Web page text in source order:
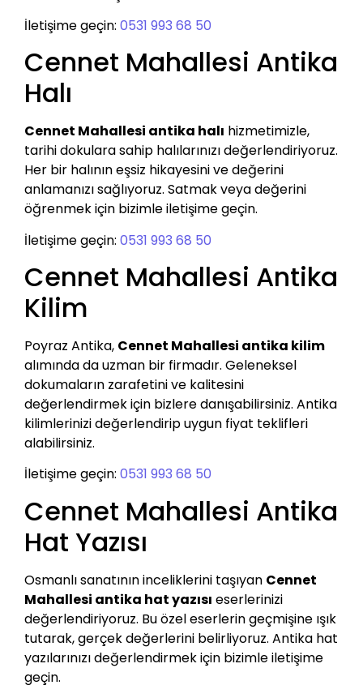
İletişime geçin: 0531 993 68 50
Cennet Mahallesi Antika
Halı
Cennet Mahallesi antika halı hizmetimizle,
tarihi dokulara sahip halılarınızı değerlendiriyoruz.
Her bir halının eşsiz hikayesini ve değerini
anlamanızı sağlıyoruz. Satmak veya değerini
öğrenmek için bizimle iletişime geçin.
İletişime geçin: 0531 993 68 50
Cennet Mahallesi Antika
Kilim
Poyraz Antika, Cennet Mahallesi antika kilim
alımında da uzman bir firmadır. Geleneksel
dokumaların zarafetini ve kalitesini
değerlendirmek için bizlere danışabilirsiniz. Antika
kilimlerinizi değerlendirip uygun fiyat teklifleri
alabilirsiniz.
İletişime geçin: 0531 993 68 50
Cennet Mahallesi Antika
Hat Yazısı
Osmanlı sanatının inceliklerini taşıyan Cennet
Mahallesi antika hat yazısı eserlerinizi
değerlendiriyoruz. Bu özel eserlerin geçmişine ışık
tutarak, gerçek değerlerini belirliyoruz. Antika hat
yazılarınızı değerlendirmek için bizimle iletişime
geçin.